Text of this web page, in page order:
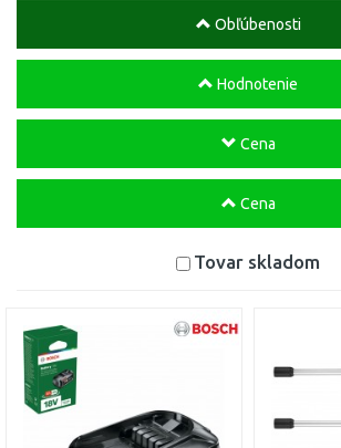
Obľúbenosti
Hodnotenie
Cena
Cena
Tovar skladom